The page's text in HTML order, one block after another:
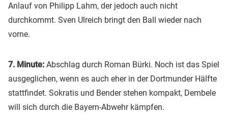
Anlauf von Philipp Lahm, der jedoch auch nicht
durchkommt. Sven Ulreich bringt den Ball wieder nach
vorne.
7. Minute: Abschlag durch Roman Bürki. Noch ist das Spiel
ausgeglichen, wenn es auch eher in der Dortmunder Hälfte
stattfindet. Sokratis und Bender stehen kompakt, Dembele
will sich durch die Bayern-Abwehr kämpfen.